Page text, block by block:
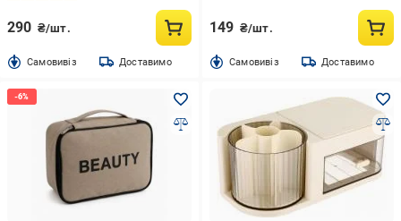
290 ₴/шт.
Cамовивіз Доставимо
149 ₴/шт.
Cамовивіз Доставимо